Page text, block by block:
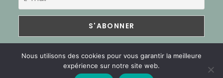
Nous utilisons des cookies pour vous garantir la meilleure
expérience sur notre site web.